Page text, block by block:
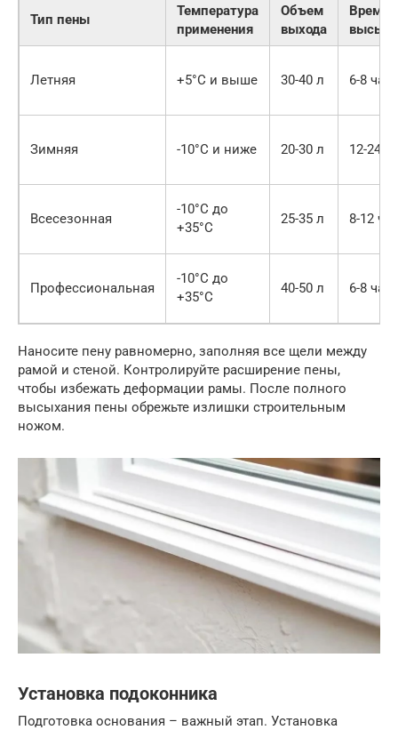
Тип пены
Температура
применения
Объем
выхода
Время
Летняя +5°C и выше 30-40 л 6-8
Зимняя -10°C и ниже 20-30 л 12-24
Всесезонная
-10°C до
+35°C
25-35 л 8-12
Профессиональная
-10°C до
+35°C
40-50 л 6-8
Наносите пену равномерно, заполняя все щели между
рамой и стеной. Контролируйте расширение пены,
чтобы избежать деформации рамы. После полного
высыхания пены обрежьте излишки строительным
ножом.
Установка подоконника
Подготовка основания – важный этап. Установка